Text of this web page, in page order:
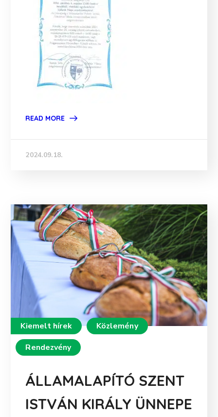
READ MORE
2024.09.18.
Kiemelt hírek
Közlemény
Rendezvény
ÁLLAMALAPÍTÓ SZENT
ISTVÁN KIRÁLY ÜNNEPE